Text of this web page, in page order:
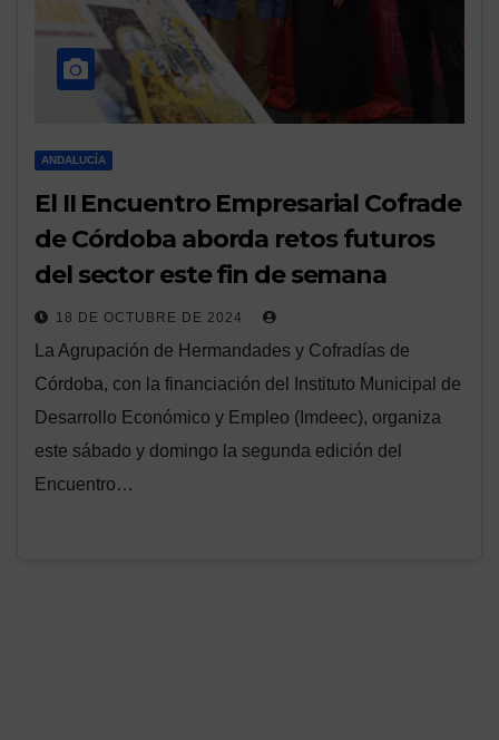
ANDALUCÍA
El II Encuentro Empresarial Cofrade
de Córdoba aborda retos futuros
del sector este fin de semana
18 DE OCTUBRE DE 2024
La Agrupación de Hermandades y Cofradías de
Córdoba, con la financiación del Instituto Municipal de
Desarrollo Económico y Empleo (Imdeec), organiza
este sábado y domingo la segunda edición del
Encuentro…